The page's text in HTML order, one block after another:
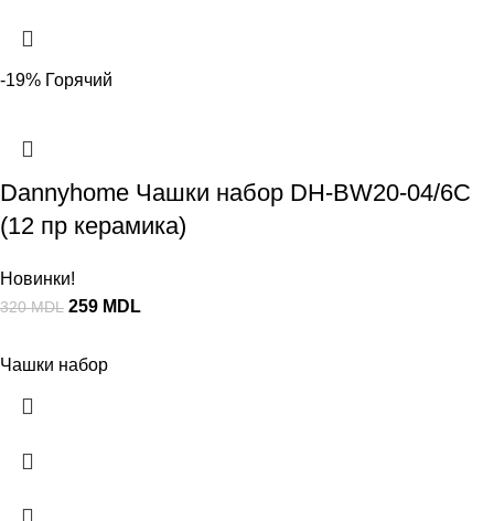
-19% Горячий
Dannyhome Чашки набор DH-BW20-04/6C
(12 пр керамика)
Новинки!
320MDL 259 MDL
Чашки набор